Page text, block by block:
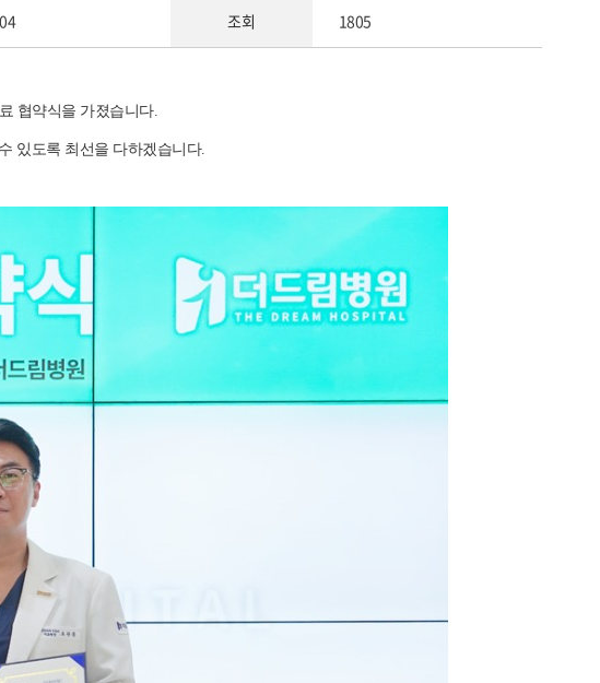
조회 1805
협약식을 가졌습니다.
있도록 최선을 다하겠습니다.